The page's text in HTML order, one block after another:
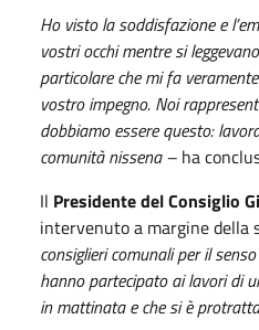
Ho visto la soddisfazione e
vostri occhi mentre si
particolare che mi fa
vostro impegno. Noi
dobbiamo essere questo:
comunità nissena – ha
Il Presidente del Consiglio
intervenuto a margine della
consiglieri comunali per il
hanno partecipato ai lavori di
in mattinata e che si è